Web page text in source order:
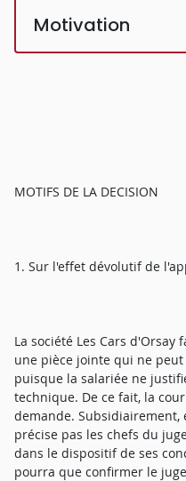
Motivation
MOTIFS DE LA DECISION
1. Sur l'effet dévolutif de
La société Les Cars
une pièce jointe qui ne
puisque la salariée ne
technique. De ce fait, la
demande.
précise pas les chefs du
dans le dispositif de ses
pourra que confirmer le